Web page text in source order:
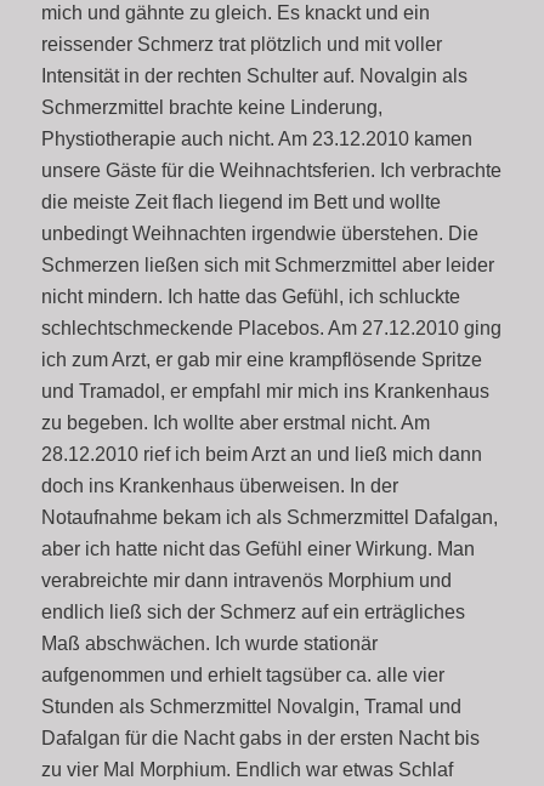
mich und gähnte zu gleich. Es knackt und ein
reissender Schmerz trat plötzlich und mit voller
Intensität in der rechten Schulter auf. Novalgin als
Schmerzmittel brachte keine Linderung,
Phystiotherapie auch nicht. Am 23.12.2010 kamen
unsere Gäste für die Weihnachtsferien. Ich verbrachte
die meiste Zeit flach liegend im Bett und wollte
unbedingt Weihnachten irgendwie überstehen. Die
Schmerzen ließen sich mit Schmerzmittel aber leider
nicht mindern. Ich hatte das Gefühl, ich schluckte
schlechtschmeckende Placebos. Am 27.12.2010 ging
ich zum Arzt, er gab mir eine krampflösende Spritze
und Tramadol, er empfahl mir mich ins Krankenhaus
zu begeben. Ich wollte aber erstmal nicht. Am
28.12.2010 rief ich beim Arzt an und ließ mich dann
doch ins Krankenhaus überweisen. In der
Notaufnahme bekam ich als Schmerzmittel Dafalgan,
aber ich hatte nicht das Gefühl einer Wirkung. Man
verabreichte mir dann intravenös Morphium und
endlich ließ sich der Schmerz auf ein erträgliches
Maß abschwächen. Ich wurde stationär
aufgenommen und erhielt tagsüber ca. alle vier
Stunden als Schmerzmittel Novalgin, Tramal und
Dafalgan für die Nacht gabs in der ersten Nacht bis
zu vier Mal Morphium. Endlich war etwas Schlaf